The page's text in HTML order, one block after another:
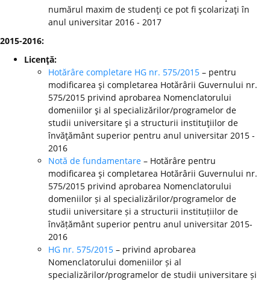
numărul maxim de studenţi ce pot fi şcolarizaţi în
anul universitar 2016 - 2017
2015-2016:
Licenţă:
Hotărâre completare HG nr. 575/2015 – pentru
modificarea şi completarea Hotărârii Guvernului nr.
575/2015 privind aprobarea Nomenclatorului
domeniilor şi al specializărilor/programelor de
studii universitare şi a structurii instituţiilor de
învăţământ superior pentru anul universitar 2015 -
2016
Notă de fundamentare – Hotărâre pentru
modificarea şi completarea Hotărârii Guvernului nr.
575/2015 privind aprobarea Nomenclatorului
domeniilor și al specializărilor/programelor de
studii universitare și a structurii instituțiilor de
învățământ superior pentru anul universitar 2015-
2016
HG nr. 575/2015 – privind aprobarea
Nomenclatorului domeniilor și al
specializărilor/programelor de studii universitare și